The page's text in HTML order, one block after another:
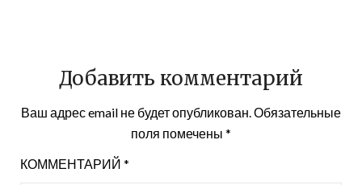
Добавить комментарий
Ваш адрес email не будет опубликован.Обязательные
поля помечены *
КОММЕНТАРИЙ *